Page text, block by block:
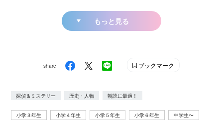
もっと見る
share ブックマーク
探偵＆ミステリー 歴史・人物 朝読に最適！
小学３年生 小学４年生 小学５年生 小学６年生 中学生〜